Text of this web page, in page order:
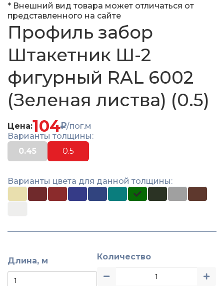
* Внешний вид товара может отличаться от
представленного на сайте
Профиль забор
Штакетник Ш-2
фигурный RAL 6002
(Зеленая листва) (0.5)
Цена:104
/пог.м
Варианты толщины:
0.45
0.5
Варианты цвета для данной толщины:
Длина, м Количество